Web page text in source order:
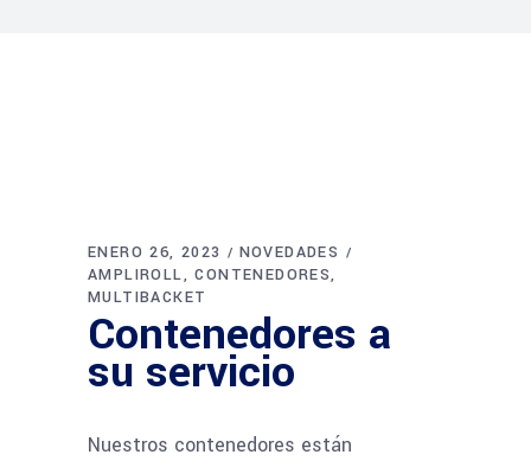
ENERO 26, 2023
NOVEDADES
AMPLIROLL
CONTENEDORES
MULTIBACKET
Contenedores a
su servicio
Nuestros contenedores están